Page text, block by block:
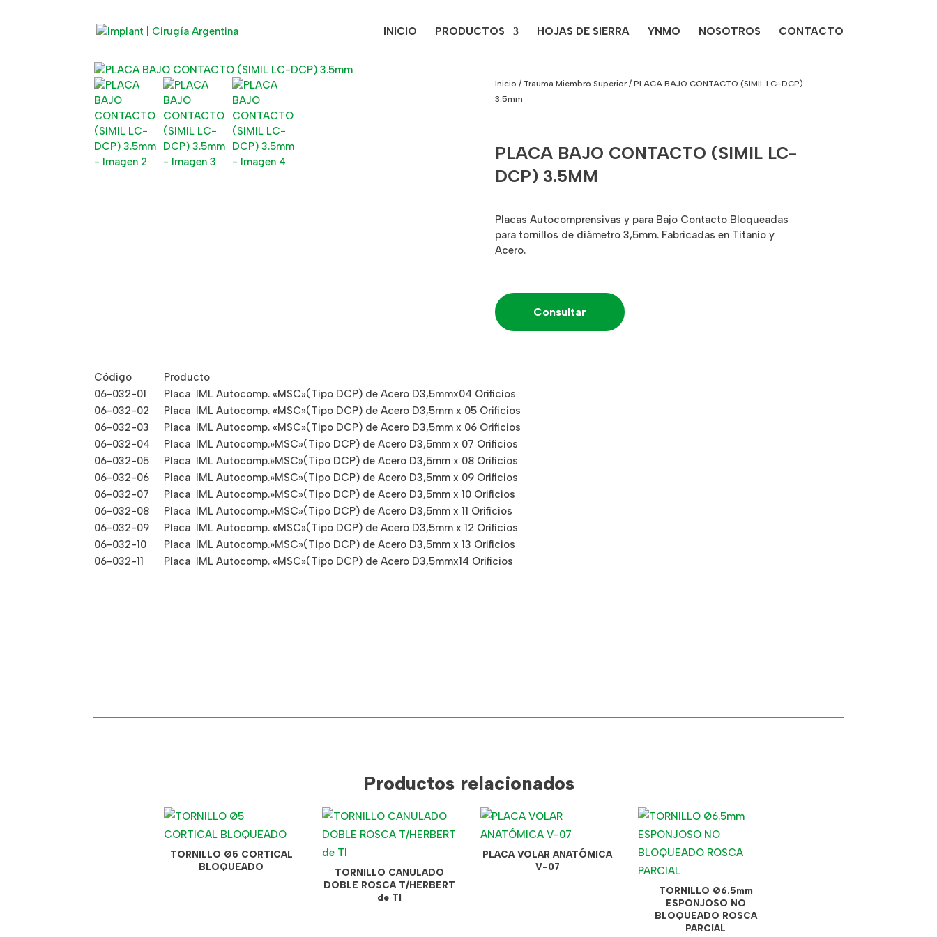
INICIO PRODUCTOS HOJAS DE SIERRA YNMO NOSOTROS CONTACTO
Inicio / Trauma Miembro Superior / PLACA BAJO CONTACTO (SIMIL LC-DCP)
3.5mm
PLACA BAJO CONTACTO (SIMIL LC-
DCP) 3.5MM
Placas Autocomprensivas y para Bajo Contacto Bloqueadas
para tornillos de diámetro 3,5mm. Fabricadas en Titanio y
Acero.
Consultar
Código
Producto
06-032-01
Placa IML Autocomp. «MSC»(Tipo DCP) de Acero D3,5mmx04 Orificios
06-032-02
Placa IML Autocomp. «MSC»(Tipo DCP) de Acero D3,5mm x 05 Orificios
06-032-03
Placa IML Autocomp. «MSC»(Tipo DCP) de Acero D3,5mm x 06 Orificios
06-032-04
Placa IML Autocomp.»MSC»(Tipo DCP) de Acero D3,5mm x 07 Orificios
06-032-05
Placa IML Autocomp.»MSC»(Tipo DCP) de Acero D3,5mm x 08 Orificios
06-032-06
Placa IML Autocomp.»MSC»(Tipo DCP) de Acero D3,5mm x 09 Orificios
06-032-07
Placa IML Autocomp.»MSC»(Tipo DCP) de Acero D3,5mm x 10 Orificios
06-032-08
Placa IML Autocomp.»MSC»(Tipo DCP) de Acero D3,5mm x 11 Orificios
06-032-09
Placa IML Autocomp. «MSC»(Tipo DCP) de Acero D3,5mm x 12 Orificios
06-032-10
Placa IML Autocomp.»MSC»(Tipo DCP) de Acero D3,5mm x 13 Orificios
06-032-11
Placa IML Autocomp. «MSC»(Tipo DCP) de Acero D3,5mmx14 Orificios
Productos relacionados
TORNILLO Ø5 CORTICAL
BLOQUEADO
TORNILLO CANULADO
DOBLE ROSCA T/HERBERT
de TI
PLACA VOLAR ANATÓMICA
V-07
TORNILLO Ø6.5mm
ESPONJOSO NO
BLOQUEADO ROSCA
PARCIAL